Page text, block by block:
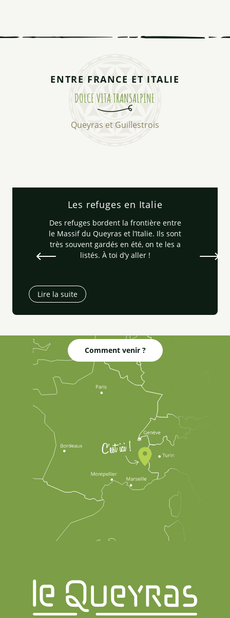
ENTRE FRANCE ET ITALIE
DOLCE VITA TRANSALPINE
Queyras et Guillestrois
Les refuges en Italie
Des refuges bordent la frontière entre
le Massif du Queyras et l’Italie. Ils sont
très souvent gardés en été, on te les a
listés. À toi d’y aller !
Lire la suite
Comment venir ?